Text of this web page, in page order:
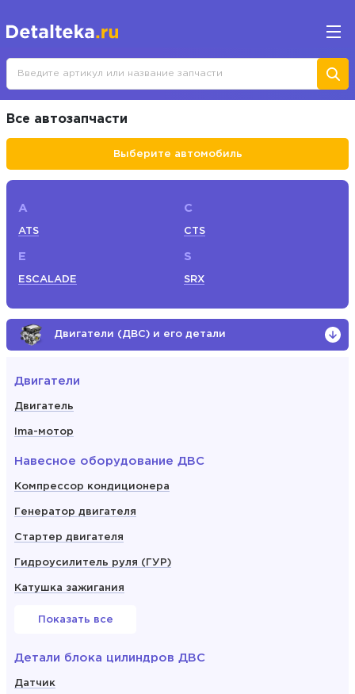
Все автозапчасти
Выберите автомобиль
A
ATS
C
CTS
E
ESCALADE
S
SRX
Двигатели (ДВС) и его детали
Двигатели
Двигатель
Ima-мотор
Навесное оборудование ДВС
Компрессор кондиционера
Генератор двигателя
Стартер двигателя
Гидроусилитель руля (ГУР)
Катушка зажигания
Показать все
Детали блока цилиндров ДВС
Датчик